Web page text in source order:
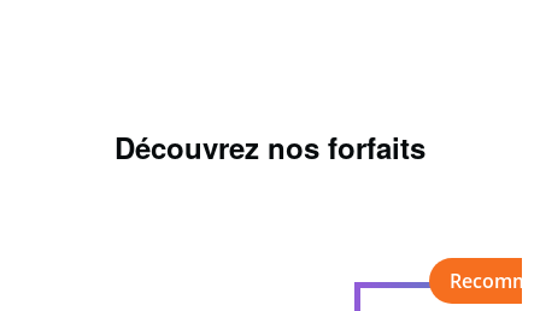
Découvrez nos forfaits